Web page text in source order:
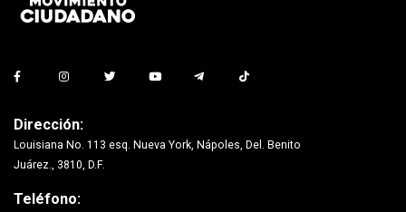
Dirección:
Louisiana No. 113 esq. Nueva York, Nápoles, Del. Benito
Juárez., 3810, D.F.
Teléfono: